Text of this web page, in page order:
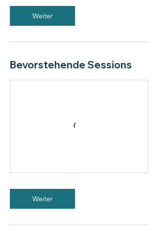
Weiter
Bevorstehende Sessions
Weiter